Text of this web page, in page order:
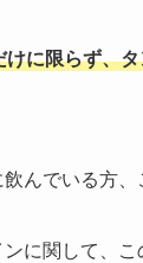
けに限らず、
んでいる方
に関して、